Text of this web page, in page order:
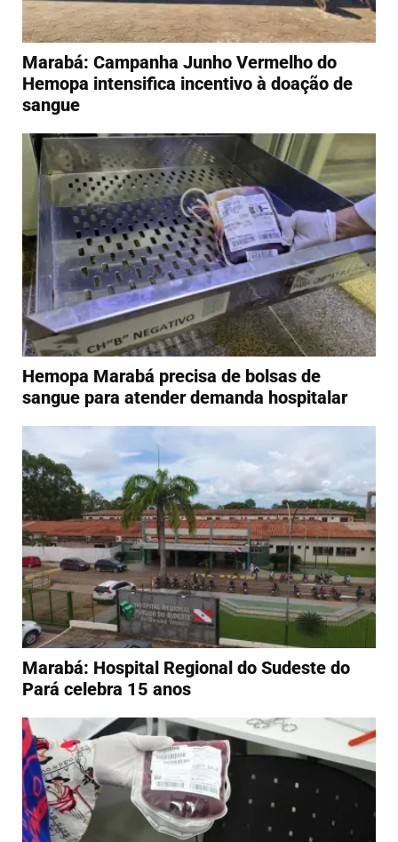
Marabá: Campanha Junho Vermelho do
Hemopa intensifica incentivo à doação de
sangue
Hemopa Marabá precisa de bolsas de
sangue para atender demanda hospitalar
Marabá: Hospital Regional do Sudeste do
Pará celebra 15 anos